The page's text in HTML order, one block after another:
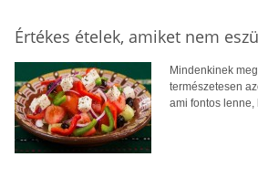
Értékes ételek, amiket nem
Mindenkinek
természetesen
ami fontos